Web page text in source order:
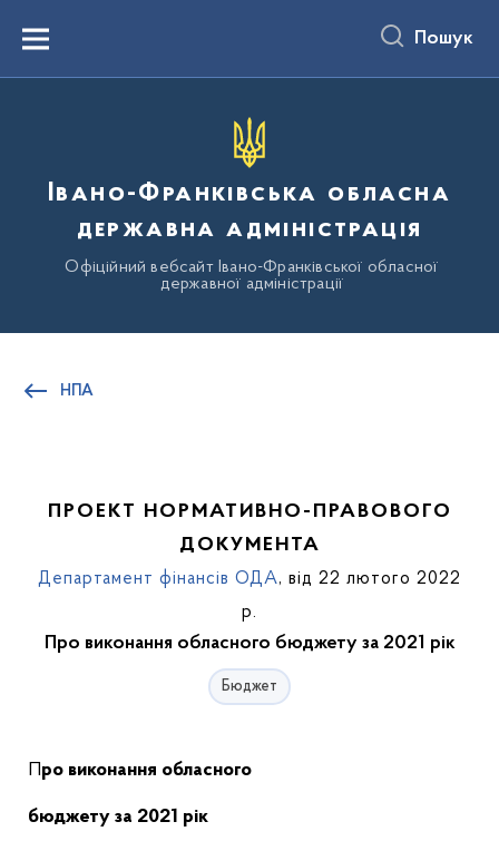
вмістуMenu Пошук
Івано-Франківська обласна
державна адміністрація
Офіційний вебсайт Івано-Франківської обласної
державної адміністрації
НПА
ПРОЕКТ НОРМАТИВНО-ПРАВОВОГО
ДОКУМЕНТА
Департамент фінансів ОДА, від 22 лютого 2022
р.
Про виконання обласного бюджету за 2021 рік
Бюджет
Про виконання обласного
бюджету за 2021 рік